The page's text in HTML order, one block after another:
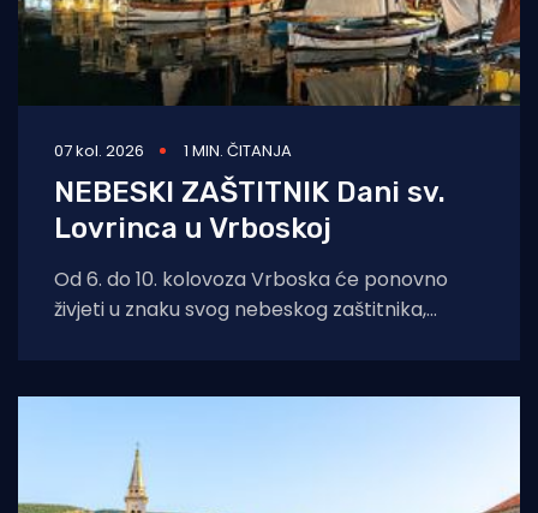
07 kol. 2026 1 MIN. ČITANJA
NEBESKI ZAŠTITNIK Dani sv.
Lovrinca u Vrboskoj
Od 6. do 10. kolovoza Vrboska će ponovno
živjeti u znaku svog nebeskog zaštitnika,